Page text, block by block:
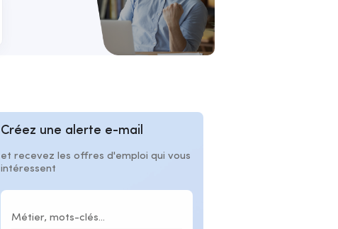
Créez une alerte e-mail
et recevez les offres d'emploi qui vous
intéressent